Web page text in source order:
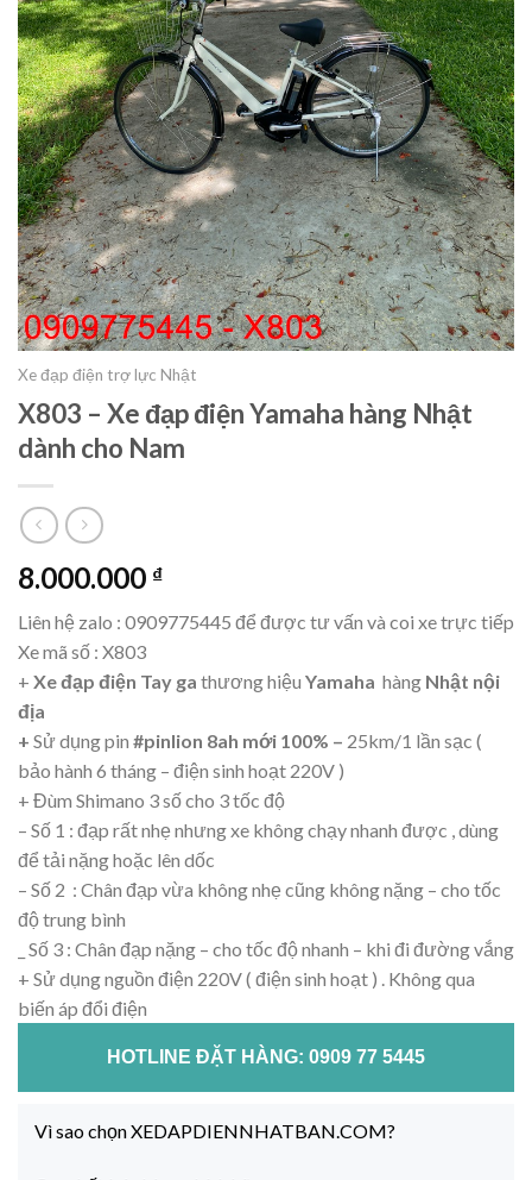
Xe đạp điện trợ lực Nhật
X803 – Xe đạp điện Yamaha hàng Nhật
dành cho Nam
8.000.000 ₫
Liên hệ zalo : 0909775445 để được tư vấn và coi xe trực tiếp
Xe mã số : X803
+ Xe đạp điện Tay ga thương hiệu Yamaha hàng Nhật nội
địa
+ Sử dụng pin #pinlion 8ah mới 100% – 25km/1 lần sạc (
bảo hành 6 tháng – điện sinh hoạt 220V )
+ Đùm Shimano 3 số cho 3 tốc độ
– Số 1 : đạp rất nhẹ nhưng xe không chạy nhanh được , dùng
để tải nặng hoặc lên dốc
– Số 2 : Chân đạp vừa không nhẹ cũng không nặng – cho tốc
độ trung bình
_ Số 3 : Chân đạp nặng – cho tốc độ nhanh – khi đi đường vắng
+ Sử dụng nguồn điện 220V ( điện sinh hoạt ) . Không qua
biến áp đổi điện
HOTLINE ĐẶT HÀNG: 0909 77 5445
Vì sao chọn XEDAPDIENNHATBAN.COM?